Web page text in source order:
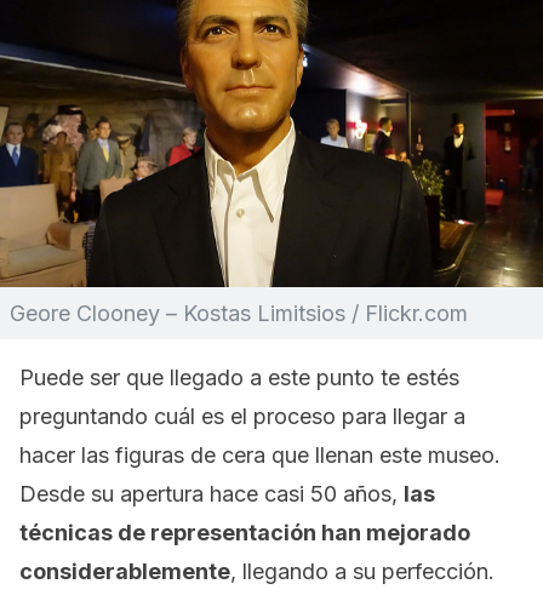
Geore Clooney – Kostas Limitsios / Flickr.com
Puede ser que llegado a este punto te estés
preguntando cuál es el proceso para llegar a
hacer las figuras de cera que llenan este museo.
Desde su apertura hace casi 50 años, las
técnicas de representación han mejorado
considerablemente, llegando a su perfección.